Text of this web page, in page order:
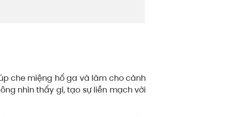
che miệng hố ga và làm cho cảnh
nhìn thấy gì, tạo sự liền mạch với